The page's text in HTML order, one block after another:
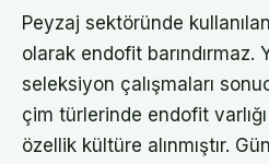
Peyzaj sektöründe
olarak endofit barındırmaz.
seleksiyon çalışmaları
çim türlerinde endofit
özellik kültüre alınmıştır.